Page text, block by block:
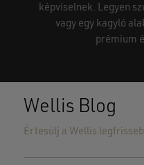
képviselnek. Legyen
vagy egy kagyló
prémium
Wellis Blog
Értesülj a Wellis